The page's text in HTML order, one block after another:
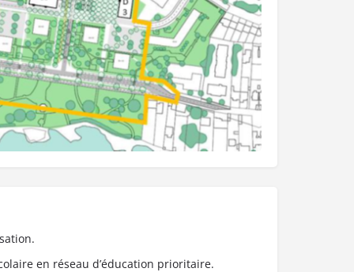
en réseau d’éducation prioritaire.